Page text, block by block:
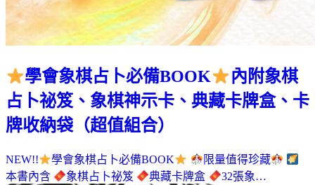
學會象棋占卜必備BOOK
內附象棋
占卜祕笈、象棋神示卡、典藏卡牌盒、卡
牌收納袋（超值組合）
NEW!! 學會象棋占卜必備BOOK
限量值得珍藏
本書內含
象棋占卜祕笈 典藏卡牌盒 32張象…